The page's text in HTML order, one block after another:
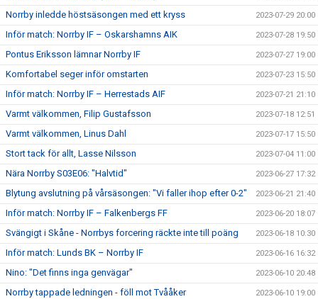
Norrby inledde höstsäsongen med ett kryss 2023-07-29 20:00
Inför match: Norrby IF – Oskarshamns AIK 2023-07-28 19:50
Pontus Eriksson lämnar Norrby IF 2023-07-27 19:00
Komfortabel seger inför omstarten 2023-07-23 15:50
Inför match: Norrby IF – Herrestads AIF 2023-07-21 21:10
Varmt välkommen, Filip Gustafsson 2023-07-18 12:51
Varmt välkommen, Linus Dahl 2023-07-17 15:50
Stort tack för allt, Lasse Nilsson 2023-07-04 11:00
Nära Norrby S03E06: "Halvtid" 2023-06-27 17:32
Blytung avslutning på vårsäsongen: "Vi faller ihop efter 0-2" 2023-06-21 21:40
Inför match: Norrby IF – Falkenbergs FF 2023-06-20 18:07
Svängigt i Skåne - Norrbys forcering räckte inte till poäng 2023-06-18 10:30
Inför match: Lunds BK – Norrby IF 2023-06-16 16:32
Nino: "Det finns inga genvägar" 2023-06-10 20:48
Norrby tappade ledningen - föll mot Tvååker 2023-06-10 19:00